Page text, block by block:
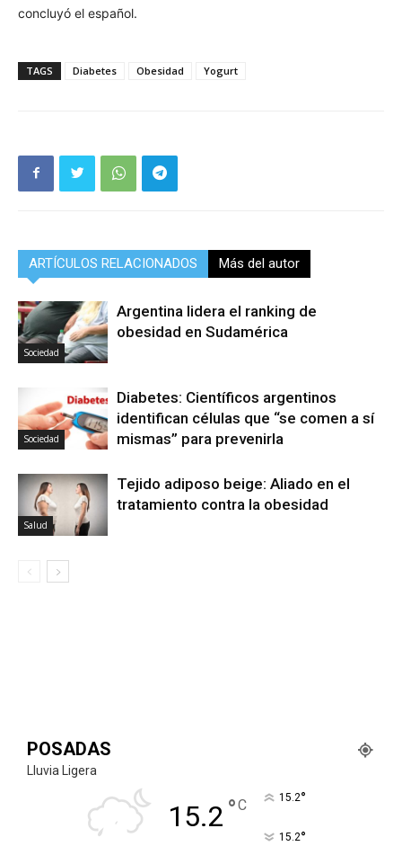
concluyó el español.
TAGS Diabetes Obesidad Yogurt
ARTÍCULOS RELACIONADOS Más del autor
Sociedad
Argentina lidera el ranking de
obesidad en Sudamérica
Sociedad
Diabetes: Científicos argentinos
identifican células que “se comen a sí
mismas” para prevenirla
Salud
Tejido adiposo beige: Aliado en el
tratamiento contra la obesidad
POSADAS
Lluvia Ligera
15.2 °C 15.2°
15.2°